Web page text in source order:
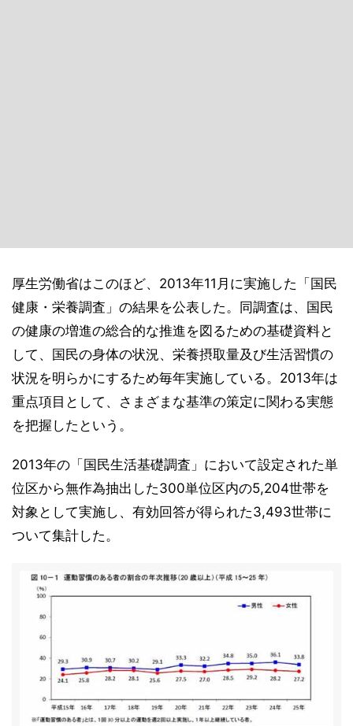
厚生労働省はこのほど、2013年11月に実施した「国民
健康・栄養調査」の結果を公表した。同調査は、国民
の健康の増進の総合的な推進を図るための基礎資料と
して、国民の身体の状況、栄養摂取量及び生活習慣の
状況を明らかにするため毎年実施している。2013年は
重点項目として、さまざまな基準の策定に関わる実態
を把握したという。
2013年の「国民生活基礎調査」において設定された単
位区から無作為抽出した300単位区内の5,204世帯を
対象として実施し、有効回答が得られた3,493世帯に
ついて集計した。